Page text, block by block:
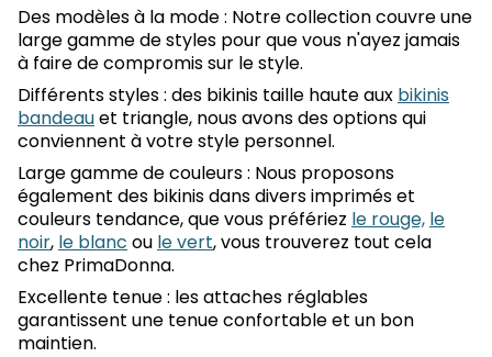
Des modèles à la mode : Notre collection couvre une
large gamme de styles pour que vous n'ayez jamais
à faire de compromis sur le style.
Différents styles : des bikinis taille haute aux bikinis
bandeauet triangle, nous avons des options qui
conviennent à votre style personnel.
Large gamme de couleurs : Nous proposons
également des bikinis dans divers imprimés et
couleurs tendance, que vous préfériez le rouge, le
noir, le blanc ou le vert, vous trouverez tout cela
chez PrimaDonna.
Excellente tenue : les attaches réglables
garantissent une tenue confortable et un bon
maintien.